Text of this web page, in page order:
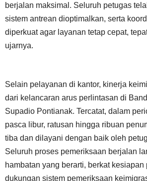
berjalan maksimal. Seluruh petugas
sistem antrean dioptimalkan, serta
diperkuat agar layanan tetap cepat,
ujarnya.
Selain pelayanan di kantor, kinerja
dari kelancaran arus perlintasan di
Supadio Pontianak. Tercatat, dalam
pasca libur, ratusan hingga ribuan
tiba dan dilayani dengan baik oleh
Seluruh proses pemeriksaan berjalan
hambatan yang berarti, berkat kesiapan
dukungan sistem pemeriksaan